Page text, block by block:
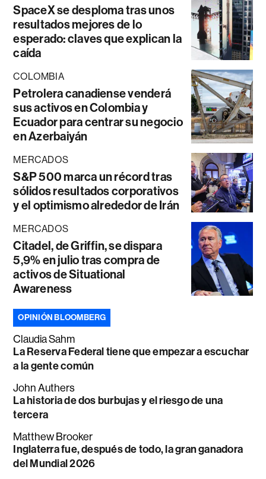
SpaceX se desploma tras unos
resultados mejores de lo
esperado: claves que explican la
caída
COLOMBIA
Petrolera canadiense venderá
sus activos en Colombia y
Ecuador para centrar su negocio
en Azerbaiyán
MERCADOS
S&P 500 marca un récord tras
sólidos resultados corporativos
y el optimismo alrededor de Irán
MERCADOS
Citadel, de Griffin, se dispara
5,9% en julio tras compra de
activos de Situational
Awareness
OPINIÓN BLOOMBERG
Claudia Sahm
La Reserva Federal tiene que empezar a escuchar
a la gente común
John Authers
La historia de dos burbujas y el riesgo de una
tercera
Matthew Brooker
Inglaterra fue, después de todo, la gran ganadora
del Mundial 2026